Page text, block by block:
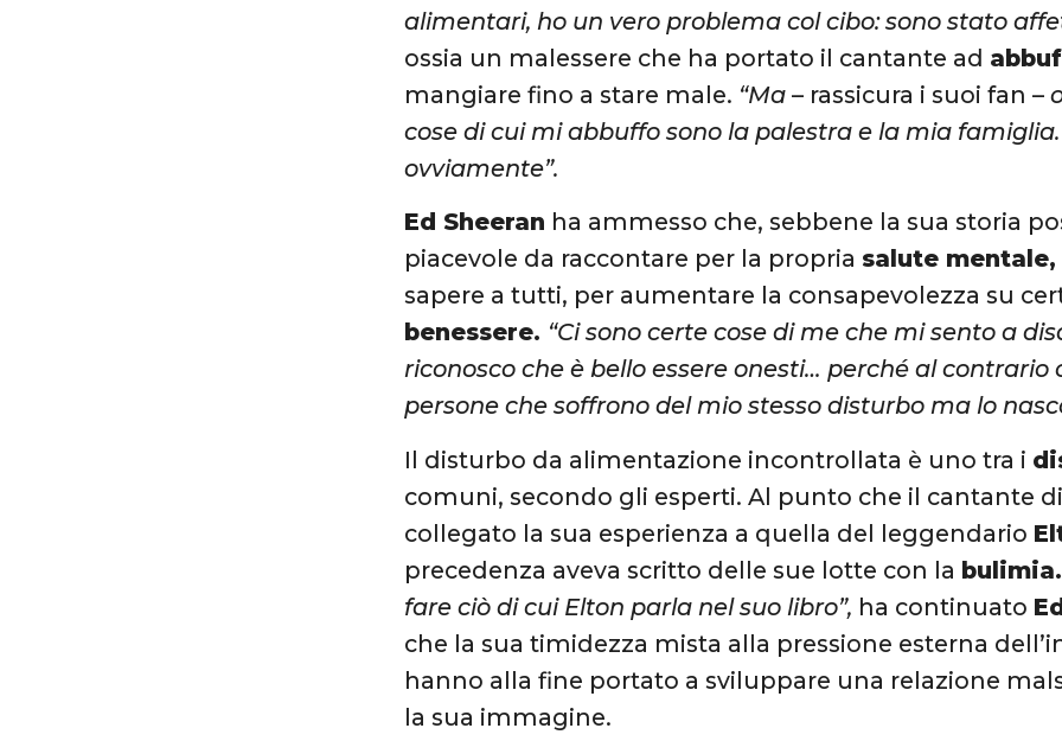
alimentari, ho un vero problema col cibo: sono stato
ossia un malessere che ha portato il cantante ad
mangiare fino a stare male. “Ma – rassicura i suoi fan –
cose di cui mi abbuffo sono la palestra e la mia
ovviamente”.
Ed Sheeran ha ammesso che, sebbene la sua storia
piacevole da raccontare per la propria salute mentale,
sapere a tutti, per aumentare la consapevolezza su
benessere. “Ci sono certe cose di me che mi sento a
riconosco che è bello essere onesti… perché al contrario
persone che soffrono del mio stesso disturbo ma lo
Il disturbo da alimentazione incontrollata è uno tra i
comuni, secondo gli esperti. Al punto che il cantante
collegato la sua esperienza a quella del leggendario
precedenza aveva scritto delle sue lotte con la bulimia.
fare ciò di cui Elton parla nel suo libro”, ha continuato
che la sua timidezza mista alla pressione esterna
hanno alla fine portato a sviluppare una relazione
la sua immagine.